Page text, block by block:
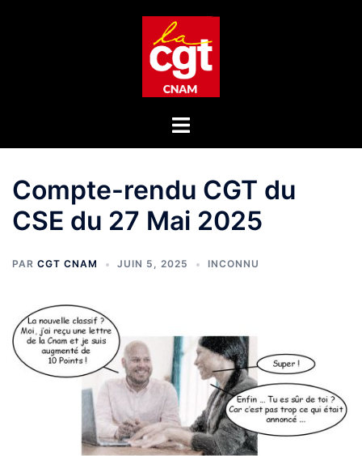
Ouvrir/fermer
Compte-rendu CGT du
CSE du 27 Mai 2025
PAR CGT CNAM JUIN 5, 2025 INCONNU